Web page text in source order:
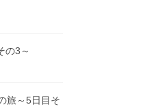
の3～
旅～5日目そ